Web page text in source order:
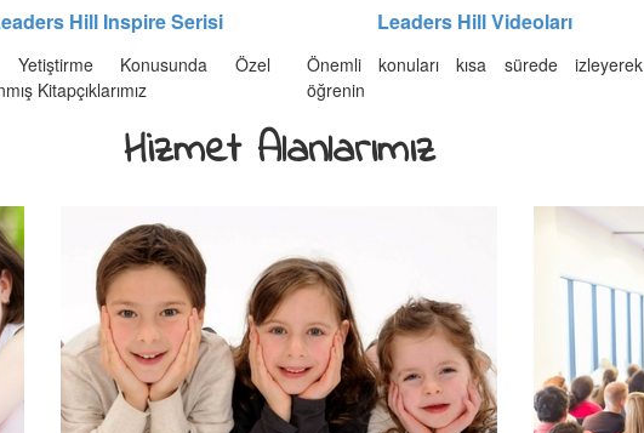
Hill Inspire Serisi
Yetiştirme Konusunda Özel
Kitapçıklarımız
Leaders Hill Videoları
Önemli konuları kısa sürede izleyerek
öğrenin
Hizmet Alanlarımız